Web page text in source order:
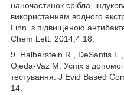
наночастинок срібла,
використанням водного
Linn. з підвищеною
Chem Lett. 2014;4:18.
9. Halberstein R., DeSantis
Ojeda-Vaz M. Успіх з
тестування. J Evid Based
14.